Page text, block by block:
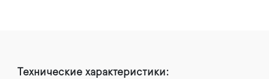
Технические характеристики: